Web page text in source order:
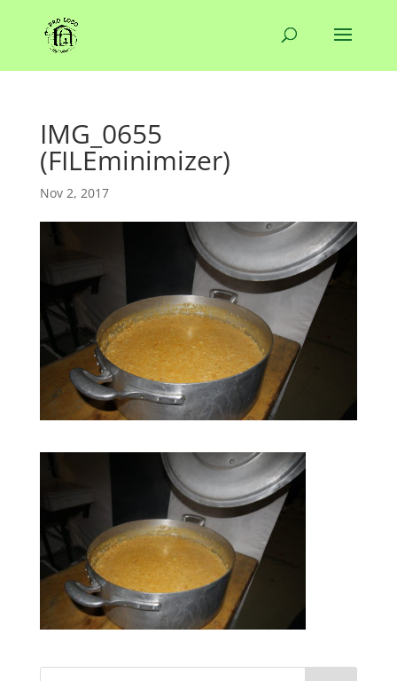
IMG_0655
(FILEminimizer)
Nov 2, 2017